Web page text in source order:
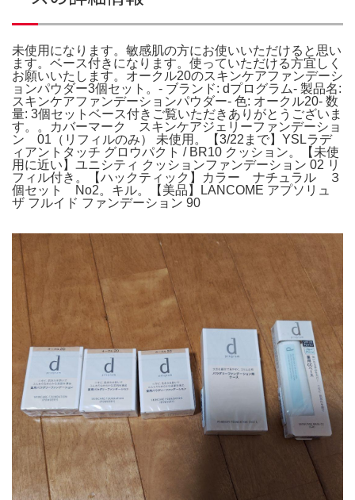
未使用になります。敏感肌の方にお使いいただけると思い
ます。ベース付きになります。使っていただける方宜しく
お願いいたします。オークル20のスキンケアファンデーシ
ョンパウダー3個セット。- ブランド: dプログラム- 製品名:
スキンケアファンデーションパウダー- 色: オークル20- 数
量: 3個セットベース付きご覧いただきありがとうございま
す。。カバーマーク スキンケアジェリーファンデーショ
ン 01（リフィルのみ） 未使用。【3/22まで】YSLラデ
ィアントタッチ グロウパクト / BR10 クッション。【未使
用に近い】ユニシティ クッションファンデーション 02 リ
フィル付き。【ハックティック】カラー ナチュラル ３
個セット No2。キル。【美品】LANCOME アプソリュ
ザ フルイド ファンデーション 90